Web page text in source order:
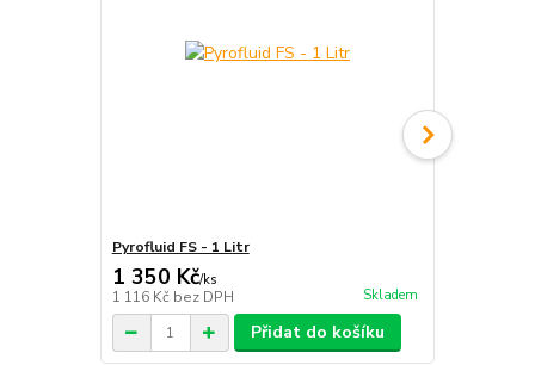
Pyrofluid FS - 1 Litr
1 350 Kč/ks
1 116 Kč bez DPH Skladem
Přidat do košíku